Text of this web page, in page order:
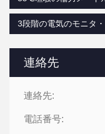
連絡先
連絡先:
電話番号:
3段階の電気のモニタ